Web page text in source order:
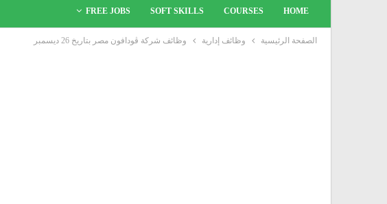
HOME
COURSES
SOFT SKILLS
FREE JOBS
الصفحة الرئيسية وظائف إدارية وظائف شركة ڤودافون مصر بتاريخ 26 ديسمبر